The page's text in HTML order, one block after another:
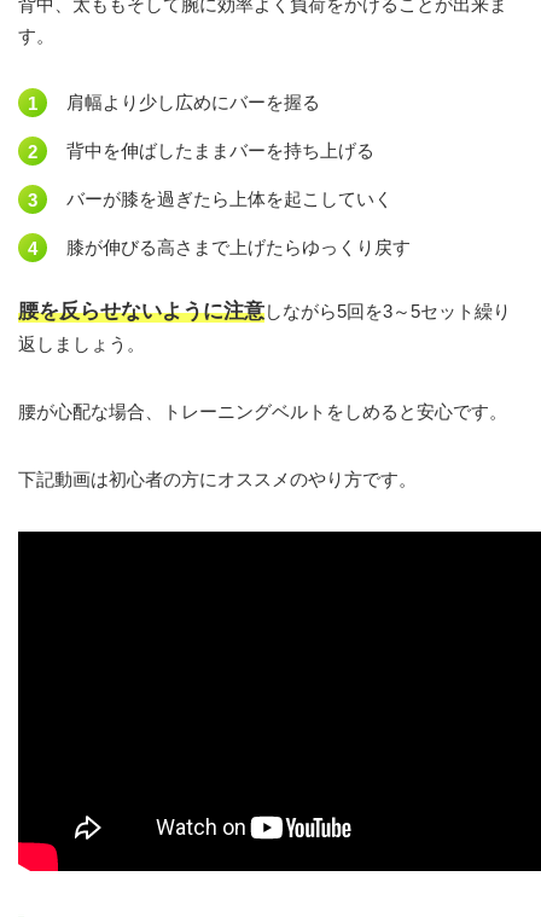
背中、太ももそして腕に効率よく負荷をかけることが出来ま
す。
肩幅より少し広めにバーを握る
背中を伸ばしたままバーを持ち上げる
バーが膝を過ぎたら上体を起こしていく
膝が伸びる高さまで上げたらゆっくり戻す
腰を反らせないように注意しながら5回を3～5セット繰り
返しましょう。
腰が心配な場合、トレーニングベルトをしめると安心です。
下記動画は初心者の方にオススメのやり方です。